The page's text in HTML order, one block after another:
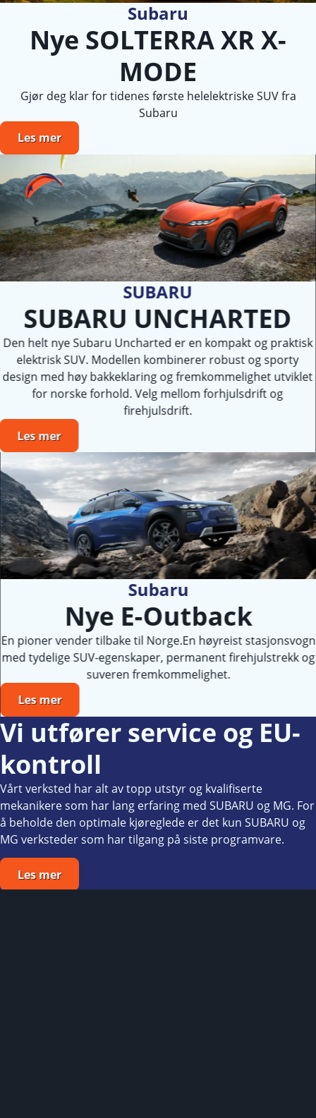
Subaru
Nye SOLTERRA XR X-
MODE
Gjør deg klar for tidenes første helelektriske SUV fra
Subaru
Les mer
SUBARU
SUBARU UNCHARTED
Den helt nye Subaru Uncharted er en kompakt og praktisk
elektrisk SUV. Modellen kombinerer robust og sporty
design med høy bakkeklaring og fremkommelighet utviklet
for norske forhold. Velg mellom forhjulsdrift og
firehjulsdrift.
Les mer
Subaru
Nye E-Outback
En pioner vender tilbake til Norge.En høyreist stasjonsvogn
med tydelige SUV-egenskaper, permanent firehjulstrekk og
suveren fremkommelighet.
Les mer
Vi utfører service og EU-
kontroll
Vårt verksted har alt av topp utstyr og kvalifiserte
mekanikere som har lang erfaring med SUBARU og MG. For
å beholde den optimale kjøreglede er det kun SUBARU og
MG verksteder som har tilgang på siste programvare.
Les mer